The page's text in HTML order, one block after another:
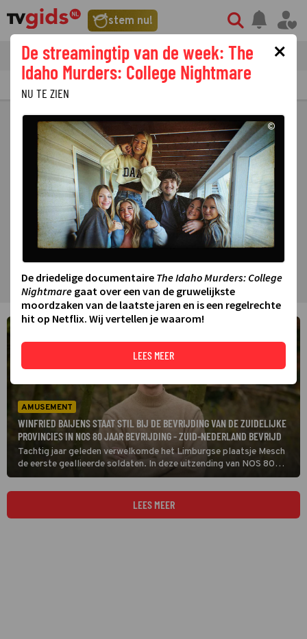
stem nu!
tvgids streaming nieuws
PRIMETIME GEMIST
AMUSEMENT
WINFRIED BAIJENS STAAT STIL BIJ DE BEVRIJDING VAN DE ZUIDELIJKE
PROVINCIES IN NOS 80 JAAR BEVRIJDING - ZUID-NEDERLAND BEVRIJD
Tachtig jaar geleden verwelkomde het Limburgse plaatsje Mesch
de eerste geallieerde soldaten. In deze uitzending van NOS 80
Jaar Bevrijding - Zuid-Nederland Bevrijd staat Winfried Baijens
uitgebreid stil bij de eerste maand van de Nederlandse bevrijding,
LEES MEER
×
De streamingtip van de week: The
Idaho Murders: College Nightmare
NU TE ZIEN
©
De driedelige documentaire The Idaho Murders: College
Nightmare gaat over een van de gruwelijkste
moordzaken van de laatste jaren en is een regelrechte
hit op Netflix. Wij vertellen je waarom!
LEES MEER